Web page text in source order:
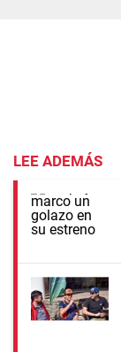
LEE ADEMÁS